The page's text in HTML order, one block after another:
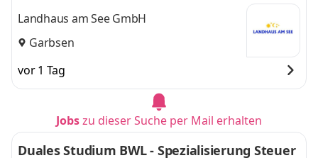
Landhaus am See GmbH
Garbsen
vor 1 Tag
Jobszu dieser Suche per Mail erhalten
Duales Studium BWL - Spezialisierung Steuer